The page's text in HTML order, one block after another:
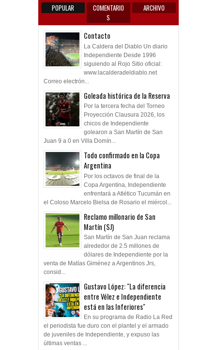
POPULAR
COMENTARIO
S
ARCHIVO
Contacto
La Caldera del Diablo Un diario
Independiente Desde 1996
siguiendo al Rojo Sitio oficial:
www.lacalderadeldiablo.net
Correo electrón...
Goleada histórica de la Reserva
Por la tercera fecha del Torneo
Proyección Clausura 2026, los
chicos de Independiente
golearon a San Martín de San
Juan 9 a 0 en Villa Domín...
Todo confirmado en la Copa
Argentina
Por los octavos de final de la
Copa Argentina, Independiente
enfrentará a Atlético Tucumán en
el Coloso Marcelo Bielsa de Rosario el miércol...
Reclamo millonario de San
Martín (SJ)
San Martín de San Juan reclama
alrededor de 2.5 millones de
dólares de Independiente por la
venta de Matías Giménez a Argentinos Jrs,
consid...
Gustavo López: "La diferencia
entre Vélez e Independiente
está en las Inferiores"
En su programa de Radio La Red
el periodista fue duro con el plantel y el armado
de juveniles de Independiente, y expuso las
últimas ventas ...